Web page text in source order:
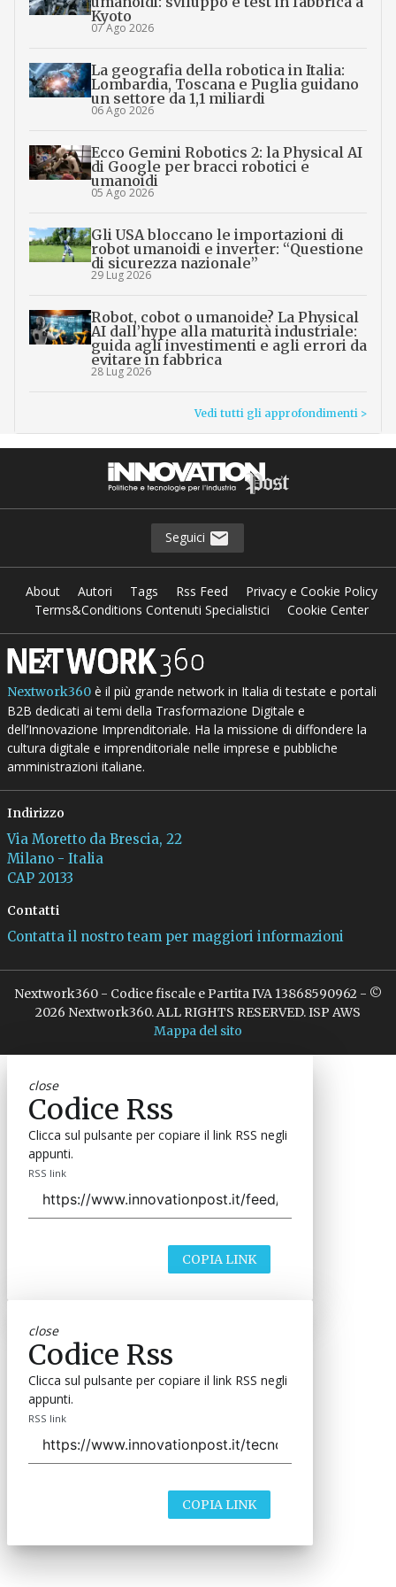
Kyoto
07 Ago 2026
La geografia della robotica in Italia:
Lombardia, Toscana e Puglia guidano
un settore da 1,1 miliardi
06 Ago 2026
Ecco Gemini Robotics 2: la Physical AI
di Google per bracci robotici e
umanoidi
05 Ago 2026
Gli USA bloccano le importazioni di
robot umanoidi e inverter: “Questione
di sicurezza nazionale”
29 Lug 2026
Robot, cobot o umanoide? La Physical
AI dall’hype alla maturità industriale:
guida agli investimenti e agli errori da
evitare in fabbrica
28 Lug 2026
Vedi tutti gli approfondimenti >
Seguici
About Autori Tags Rss Feed
Privacy e Cookie Policy
Terms&Conditions Contenuti Specialistici
Cookie Center
Nextwork360è il più grande network in Italia di testate e portali
B2B dedicati ai temi della Trasformazione Digitale e
dell’Innovazione Imprenditoriale. Ha la missione di diffondere la
cultura digitale e imprenditoriale nelle imprese e pubbliche
amministrazioni italiane.
Indirizzo
Via Moretto da Brescia, 22
Milano - Italia
CAP 20133
Contatti
Contatta il nostro team per maggiori informazioni
Nextwork360 - Codice fiscale e Partita IVA 13868590962 - ©
2026 Nextwork360. ALL RIGHTS RESERVED. ISP AWS
Mappa del sito
close
Codice Rss
Clicca sul pulsante per copiare il link RSS negli
appunti.
RSS link
COPIA LINK
close
Codice Rss
Clicca sul pulsante per copiare il link RSS negli
appunti.
RSS link
COPIA LINK